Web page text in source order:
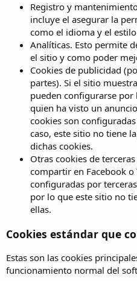
Registro y
incluye el asegurar la
como el idioma y el
Analíticas. Esto permite
el sitio y como poder
Cookies de publicidad
partes). Si el sitio
pueden configurarse
quien ha visto un
cookies son
caso, este sitio no tiene
dichas cookies.
Otras cookies de
compartir en Facebook o
configuradas por
por lo que este sitio no
ellas.
Cookies estándar que
Estas son las cookies
funcionamiento normal del